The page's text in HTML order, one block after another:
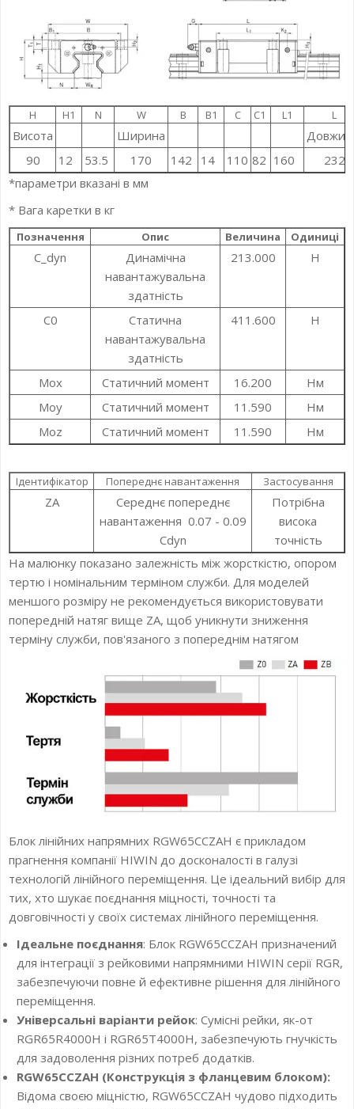
H H1 N W B B1 C C1 L1 L
Висота Ширина
90
12 53.5 170 142 14 110 82 160
232
*параметри вказані в мм
* Вага каретки в кг
Позначення Опис Величина Одиниці
C_dyn
Динамічна
навантажувальна
здатність
213.000 Н
C0
Статична
навантажувальна
здатність
411.600 Н
Mox Статичний момент 16.200
Нм
Moy
Статичний момент 11.590
Нм
Moz
Статичний момент 11.590 Нм
Ідентифікатор Попереднє навантаження Застосування
ZA
Середнє попереднє
навантаження 0.07 - 0.09
Cdyn
Потрібна
висока
точність
На малюнку показано залежність між жорсткістю, опором
тертю і номінальним терміном служби. Для моделей
меншого розміру не рекомендується використовувати
попередній натяг вище ZA, щоб уникнути зниження
терміну служби, пов'язаного з попереднім натягом
Блок лінійних напрямних RGW65CCZAH є прикладом
прагнення компанії HIWIN до досконалості в галузі
технологій лінійного переміщення. Це ідеальний вибір для
тих, хто шукає поєднання міцності, точності та
довговічності у своїх системах лінійного переміщення.
Ідеальне поєднання: Блок RGW65CCZAH призначений
для інтеграції з рейковими напрямними HIWIN серії RGR,
забезпечуючи повне й ефективне рішення для лінійного
переміщення.
Універсальні варіанти рейок: Сумісні рейки, як-от
RGR65R4000H і RGR65T4000H, забезпечують гнучкість
для задоволення різних потреб додатків.
RGW65CCZAH (Конструкція з фланцевим блоком):
Відома своєю міцністю, RGW65CCZAH чудово підходить